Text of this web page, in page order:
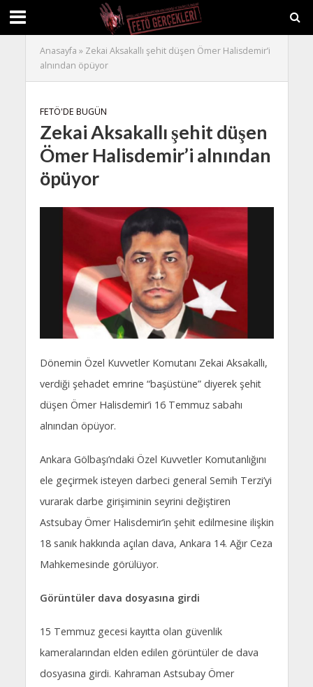
Anasayfa » Zekai Aksakallı şehit düşen Ömer Halisdemir’i
alnından öpüyor
FETÖ'DE BUGÜN
Zekai Aksakallı şehit düşen
Ömer Halisdemir’i alnından
öpüyor
Dönemin Özel Kuvvetler Komutanı Zekai Aksakallı,
verdiği şehadet emrine “başüstüne” diyerek şehit
düşen Ömer Halisdemir’i 16 Temmuz sabahı
alnından öpüyor.
Ankara Gölbaşı’ndaki Özel Kuvvetler Komutanlığını
ele geçirmek isteyen darbeci general Semih Terzi’yi
vurarak darbe girişiminin seyrini değiştiren
Astsubay Ömer Halisdemir’in şehit edilmesine ilişkin
18 sanık hakkında açılan dava, Ankara 14. Ağır Ceza
Mahkemesinde görülüyor.
Görüntüler dava dosyasına girdi
15 Temmuz gecesi kayıtta olan güvenlik
kameralarından elden edilen görüntüler de dava
dosyasına girdi. Kahraman Astsubay Ömer